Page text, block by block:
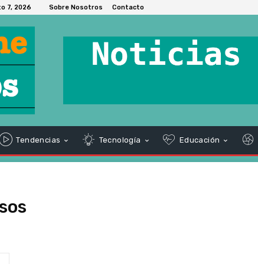
7, 2026 Sobre Nosotros Contacto
Tendencias Tecnología Educación